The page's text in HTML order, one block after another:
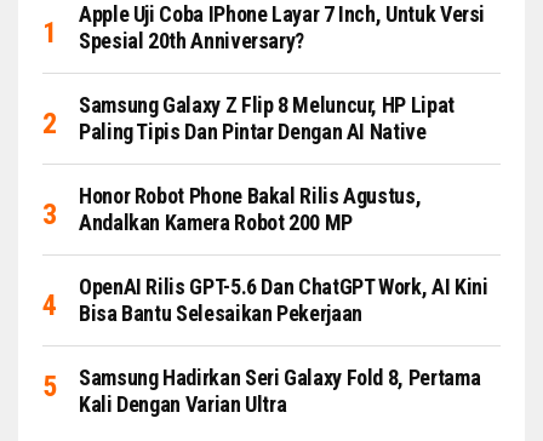
Apple Uji Coba IPhone Layar 7 Inch, Untuk Versi
Spesial 20th Anniversary?
Samsung Galaxy Z Flip 8 Meluncur, HP Lipat
Paling Tipis Dan Pintar Dengan AI Native
Honor Robot Phone Bakal Rilis Agustus,
Andalkan Kamera Robot 200 MP
OpenAI Rilis GPT-5.6 Dan ChatGPT Work, AI Kini
Bisa Bantu Selesaikan Pekerjaan
Samsung Hadirkan Seri Galaxy Fold 8, Pertama
Kali Dengan Varian Ultra